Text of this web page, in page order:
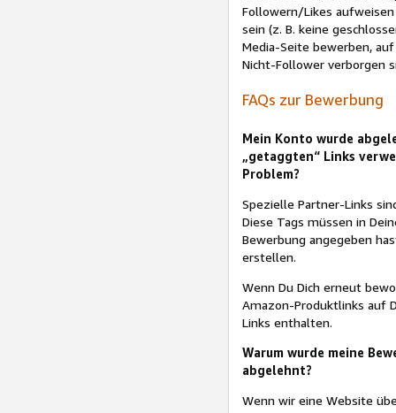
Followern/Likes
sein (z. B. keine
Media-Seite bewerben,
Nicht-Follower verborgen
FAQs zur Bewerbung
Mein Konto wurde
„getaggten“ Links
Problem?
Spezielle Partner-Links
Diese Tags müssen in
Bewerbung angegeben
erstellen.
Wenn Du Dich erneut
Amazon-Produktlinks auf
Links enthalten.
Warum wurde meine
abgelehnt?
Wenn wir eine Website